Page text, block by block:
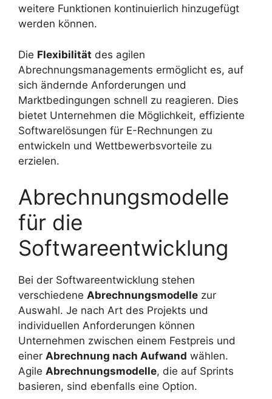
weitere Funktionen kontinuierlich hinzugefügt
werden können.
Die Flexibilität des agilen
Abrechnungsmanagements ermöglicht es, auf
sich ändernde Anforderungen und
Marktbedingungen schnell zu reagieren. Dies
bietet Unternehmen die Möglichkeit, effiziente
Softwarelösungen für E-Rechnungen zu
entwickeln und Wettbewerbsvorteile zu
erzielen.
Abrechnungsmodelle
für die
Softwareentwicklung
Bei der Softwareentwicklung stehen
verschiedene Abrechnungsmodelle zur
Auswahl. Je nach Art des Projekts und
individuellen Anforderungen können
Unternehmen zwischen einem Festpreis und
einer Abrechnung nach Aufwand wählen.
Agile Abrechnungsmodelle, die auf Sprints
basieren, sind ebenfalls eine Option.